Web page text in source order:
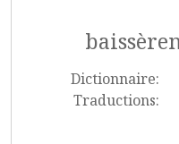
Dictionnaire:
Traductions: